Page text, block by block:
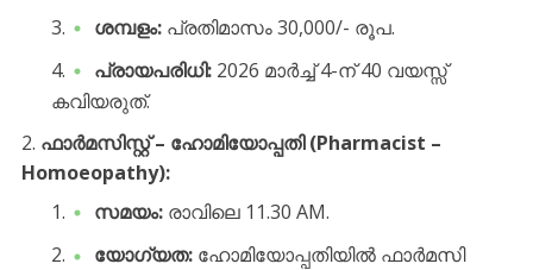
ശമ്പളം:പ്രതിമാസം 30,000/- രൂപ.
പ്രായപരിധി:2026 മാർച്ച് 4-ന് 40 വയസ്സ്
കവിയരുത്.
ഫാർമസിസ്റ്റ് – ഹോമിയോപ്പതി (Pharmacist –
Homoeopathy):
സമയം:രാവിലെ 11.30 AM.
യോഗ്യത:ഹോമിയോപ്പതിയിൽ ഫാർമസി